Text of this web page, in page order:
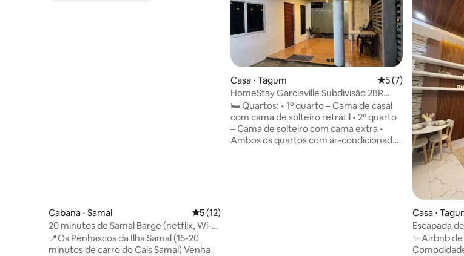
Cabana ⋅ Samal 5 de uma avaliação média de 5, 12 avaliações
5 (12)
20 minutos de Samal Barge (netflix, Wi-Fi,
banheira)
📍Os Penhascos da Ilha Samal (15-20
minutos de carro do Cais Samal) Venha
Casa ⋅ Tagum 5 de uma avaliação
5 (7)
HomeStay Garciaville Subdivisão 2BR
com AC
🛏 Quartos: • 1º quarto – Cama de casal
com cama de solteiro retrátil • 2º quarto
– Cama de solteiro com cama extra •
Ambos os quartos com ar-condicionado
Casa ⋅
Escapada
✨ Airbnb